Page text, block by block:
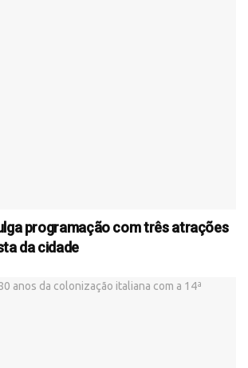
programação com três atrações
da cidade